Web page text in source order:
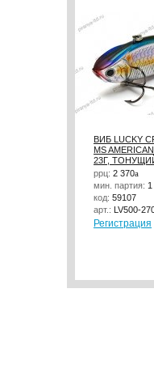
ВИБ LUCKY
MS
23Г,
ррц: 2 370a
мин. партия: 1
код: 59107
арт.: LV500-
Регистрация